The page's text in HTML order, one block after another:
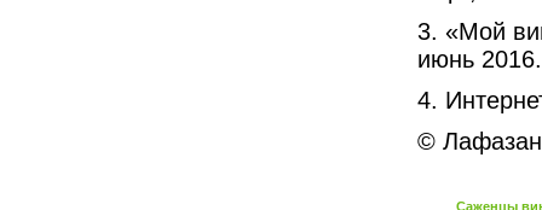
3. «Мой
июнь 2016.
4.
©
Саженцы